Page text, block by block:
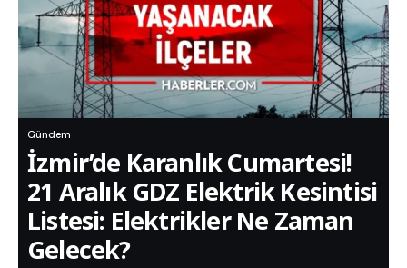
Gündem
İzmir’de Karanlık Cumartesi!
21 Aralık GDZ Elektrik Kesintisi
Listesi: Elektrikler Ne Zaman
Gelecek?